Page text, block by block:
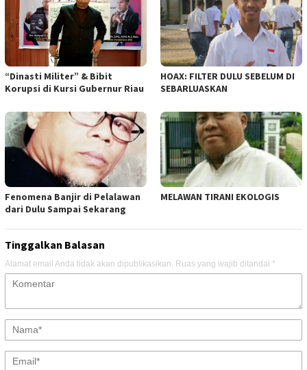
“Dinasti Militer” & Bibit
Korupsi di Kursi Gubernur Riau
HOAX: FILTER DULU SEBELUM DI
SEBARLUASKAN
Fenomena Banjir di Pelalawan
dari Dulu Sampai Sekarang
MELAWAN TIRANI EKOLOGIS
Tinggalkan Balasan
Alamat email Anda tidak akan dipublikasikan. Ruas yang wajib ditandai *